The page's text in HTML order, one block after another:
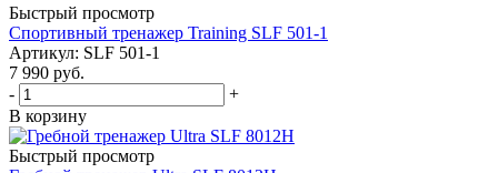
Быстрый просмотр
Cпортивный тренажер Training SLF 501-1
Артикул: SLF 501-1
7 990 руб.
-
+
В корзину
Быстрый просмотр